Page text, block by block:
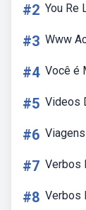
#2 You Re
#3 Www
#4 Você é
#5 Videos
#6
#7 Verbos
#8 Verbos